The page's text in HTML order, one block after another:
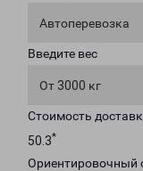
Автоперевозка
Введите вес
От 3000 кг
Стоимость
50.3*
Ориентировочный